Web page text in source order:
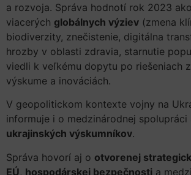
a rozvoja. Správa hodnotí rok 2023
viacerých globálnych výziev (zmena
biodiverzity, znečistenie, digitálna
hrozby v oblasti zdravia, starnutie
viedli k veľkému dopytu po riešeniach
výskume a inováciách.
V geopolitickom kontexte vojny na
informuje i o medzinárodnej spolupráci
ukrajinských výskumníkov.
Správa hovorí aj o otvorenej
EÚ, hospodárskej bezpečnosti a